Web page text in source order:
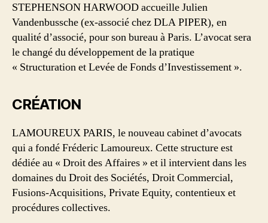
STEPHENSON HARWOOD accueille Julien
Vandenbussche (ex-associé chez DLA PIPER), en
qualité d’associé, pour son bureau à Paris. L’avocat sera
le changé du développement de la pratique
« Structuration et Levée de Fonds d’Investissement ».
CRÉATION
LAMOUREUX PARIS, le nouveau cabinet d’avocats
qui a fondé Fréderic Lamoureux. Cette structure est
dédiée au « Droit des Affaires » et il intervient dans les
domaines du Droit des Sociétés, Droit Commercial,
Fusions-Acquisitions, Private Equity, contentieux et
procédures collectives.